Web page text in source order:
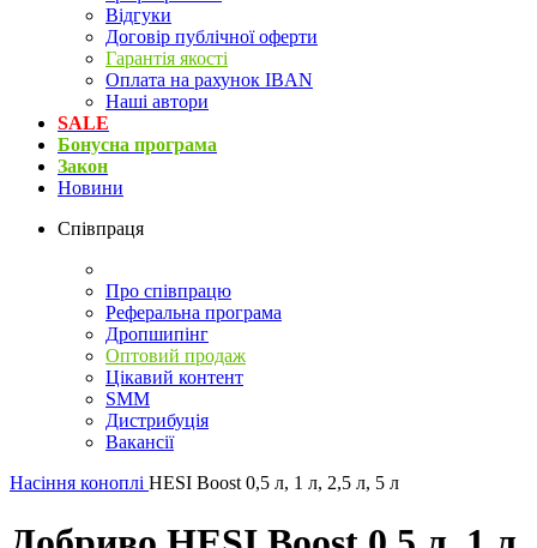
Відгуки
Договір публічної оферти
Гарантія якості
Оплата на рахунок IBAN
Наші автори
SALE
Бонусна програма
Закон
Новини
Співпраця
Про співпрацю
Реферальна програма
Дропшипінг
Оптовий продаж
Цікавий контент
SMM
Дистрибуція
Вакансії
Насіння коноплі HESI Boost 0,5 л, 1 л, 2,5 л, 5 л